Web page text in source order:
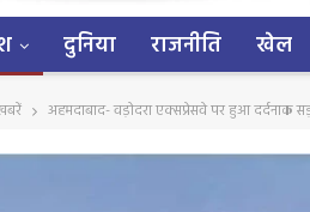
दुनिया राजनीति खेल
अहमदाबाद- वड़ोदरा एक्सप्रेसवे पर हुआ दर्दनाक